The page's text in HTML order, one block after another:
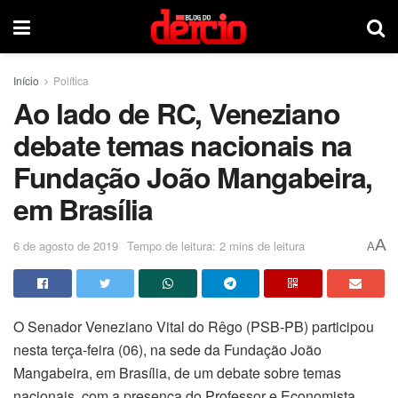
Início Política
Ao lado de RC, Veneziano
debate temas nacionais na
Fundação João Mangabeira,
em Brasília
6 de agosto de 2019 Tempo de leitura: 2 mins de leitura AA
O Senador Veneziano Vital do Rêgo (PSB-PB) participou
nesta terça-feira (06), na sede da Fundação João
Mangabeira, em Brasília, de um debate sobre temas